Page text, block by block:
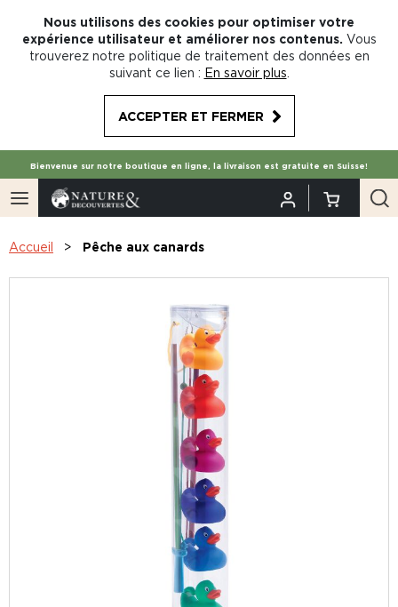
Nous utilisons des cookies pour optimiser votre
expérience utilisateur et améliorer nos contenus. Vous
trouverez notre politique de traitement des données en
suivant ce lien : En savoir plus
ACCEPTER ET FERMER
Bienvenue sur notre boutique en ligne, la livraison est gratuite en Suisse!
Accueil Pêche aux canards